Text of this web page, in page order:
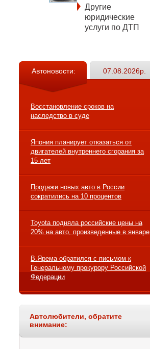
Другие
юридические
услуги по ДТП
Автоновости: 07.08.2026р.
Восстановление сроков на
наследство в суде
Япония планирует отказаться от
двигателей внутреннего сгорания за
15 лет
Продажи новых авто в России
сократились на 10 процентов
Toyota подняла российские цены на
20% на авто, произведенные в январе
В.Ярема обратился с письмом к
Генеральному прокурору Российской
Федерации
Автолюбители, обратите
внимание: